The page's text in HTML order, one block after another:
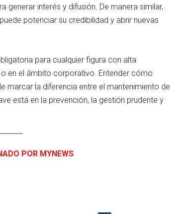
interés y difusión. De manera similar,
potenciar su credibilidad y abrir nuevas
para cualquier figura con alta
en el ámbito corporativo. Entender cómo
marcar la diferencia entre el mantenimiento de
está en la prevención, la gestión prudente y
POR MYNEWS